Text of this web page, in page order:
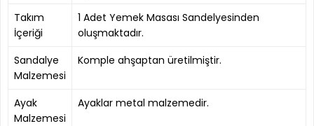
Takım
İçeriği
1 Adet Yemek Masası Sandelyesinden
oluşmaktadır.
Sandalye
Malzemesi
Komple ahşaptan üretilmiştir.
Ayak
Malzemesi
Ayaklar metal malzemedir.